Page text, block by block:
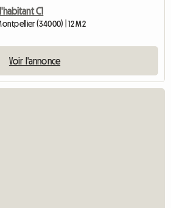
C1
(34000) | 12 M2
Voir l'annonce